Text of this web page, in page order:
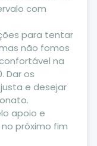
com
para tentar
não fomos
na
Dar os
e desejar
apoio e
próximo fim